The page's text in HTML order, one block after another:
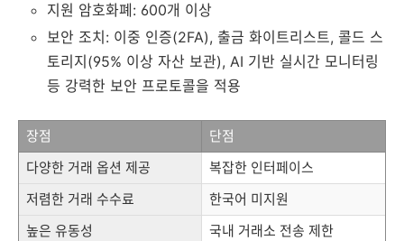
지원 암호화폐: 600개 이상
보안 조치: 이중 인증(2FA), 출금 화이트리스트, 콜드 스
토리지(95% 이상 자산 보관), AI 기반 실시간 모니터링
등 강력한 보안 프로토콜을 적용
장점
단점
다양한 거래 옵션 제공
복잡한 인터페이스
저렴한 거래 수수료
한국어 미지원
높은 유동성
국내 거래소 전송 제한